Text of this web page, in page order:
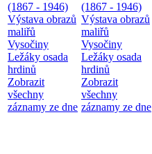
(1867 - 1946)
Výstava obrazů
maliřů
Vysočiny
Ležáky osada
hrdinů
Zobrazit
všechny
záznamy ze dne
(1867 - 1946)
Výstava obrazů
maliřů
Vysočiny
Ležáky osada
hrdinů
Zobrazit
všechny
záznamy ze dne